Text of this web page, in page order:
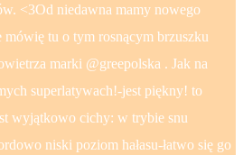
<3Od niedawna mamy nowego
mówię tu o tym rosnącym brzuszku
marki @greepolska . Jak na
superlatywach!-jest piękny! to
wyjątkowo cichy: w trybie snu
niski poziom hałasu-łatwo się go